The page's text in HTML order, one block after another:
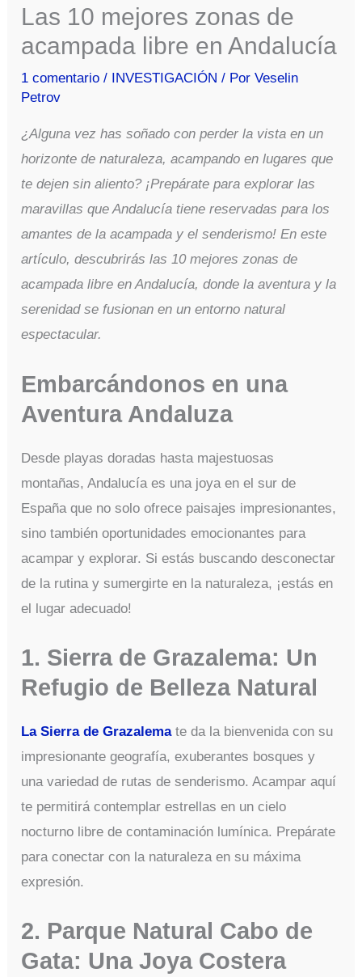
Las 10 mejores zonas de
acampada libre en Andalucía
1 comentario / INVESTIGACIÓN / PorVeselin
Petrov
¿Alguna vez has soñado con perder la vista en un
horizonte de naturaleza, acampando en lugares que
te dejen sin aliento? ¡Prepárate para explorar las
maravillas que Andalucía tiene reservadas para los
amantes de la acampada y el senderismo! En este
artículo, descubrirás las 10 mejores zonas de
acampada libre en Andalucía, donde la aventura y la
serenidad se fusionan en un entorno natural
espectacular.
Embarcándonos en una
Aventura Andaluza
Desde playas doradas hasta majestuosas
montañas, Andalucía es una joya en el sur de
España que no solo ofrece paisajes impresionantes,
sino también oportunidades emocionantes para
acampar y explorar. Si estás buscando desconectar
de la rutina y sumergirte en la naturaleza, ¡estás en
el lugar adecuado!
1. Sierra de Grazalema: Un
Refugio de Belleza Natural
La Sierra de Grazalemate da la bienvenida con su
impresionante geografía, exuberantes bosques y
una variedad de rutas de senderismo. Acampar aquí
te permitirá contemplar estrellas en un cielo
nocturno libre de contaminación lumínica. Prepárate
para conectar con la naturaleza en su máxima
expresión.
2. Parque Natural Cabo de
Gata: Una Joya Costera